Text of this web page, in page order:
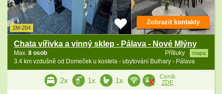
1M-204
Chata vířivka a vinný sklep - Pálava - Nové Mlýny
Přítluky mapa
Max. 8 osob
3.4 km vzdušně od Domeček u kostela - ubytování Bulhary - Pálava
Zobrazit kontakty
2x 1x 1x
Ceník
ZDE